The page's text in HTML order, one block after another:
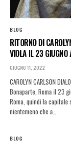
BLOG
RITORNO DI
VIOLA IL 23 GIUGNO
GIUGNO 11, 2022
CAROLYN CARLSON
Bonaparte, Roma il 23
Roma, quindi la capitale
nientemeno che a…
BLOG